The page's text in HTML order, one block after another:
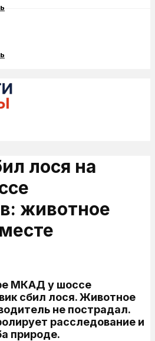
лося на
животное
МКАД у шоссе
сбил лося. Животное
не пострадал.
расследование и
природе.